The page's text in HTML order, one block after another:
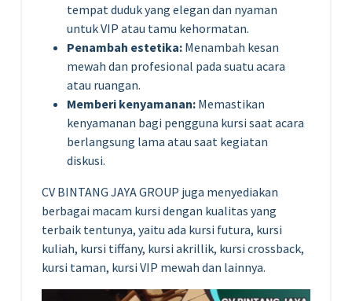
tempat duduk yang elegan dan nyaman
untuk VIP atau tamu kehormatan.
Penambah estetika: Menambah kesan
mewah dan profesional pada suatu acara
atau ruangan.
Memberi kenyamanan: Memastikan
kenyamanan bagi pengguna kursi saat acara
berlangsung lama atau saat kegiatan
diskusi.
CV BINTANG JAYA GROUP juga menyediakan
berbagai macam kursi dengan kualitas yang
terbaik tentunya, yaitu ada kursi futura, kursi
kuliah, kursi tiffany, kursi akrillik, kursi crossback,
kursi taman, kursi VIP mewah dan lainnya.